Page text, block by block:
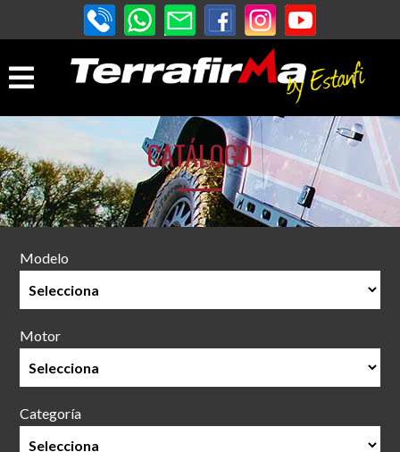
CATÁLOGO
Modelo
Motor
Categoría